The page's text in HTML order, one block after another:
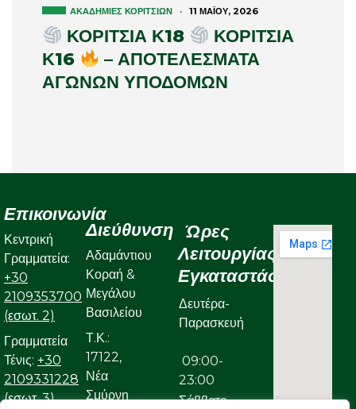
ΑΚΑΔΗΜΊΕΣ ΚΟΡΙΤΣΙΏΝ · 11 ΜΑΪ́ΟΥ, 2026
ΚΟΡΙΤΣΙΑ Κ18
ΚΟΡΙΤΣΙΑ
Κ16
– ΑΠΟΤΕΛΕΣΜΑΤΑ
ΑΓΩΝΩΝ ΥΠΟΔΟΜΩΝ
Επικοινωνία
Κεντρική
Γραμματεία:
+30
2109353700
(εσωτ. 2)
Γραμματεία
Τένις: +30
2109331228
(εσωτ. 3)
Διεύθυνση
Αδαμάντιου
Κοραή &
Μεγάλου
Βασιλείου
Τ.Κ.:
17122,
Νέα
Σμύρνη
Ώρες
Λειτουργίας
Εγκαταστάσεων
Δευτέρα-
Παρασκευή
09:00-
23:00
Σάββατο